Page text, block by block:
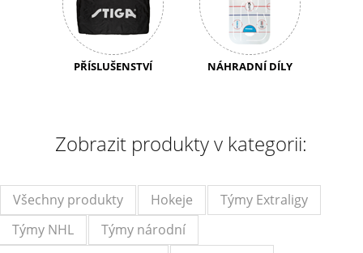
PŘÍSLUŠENSTVÍ NÁHRADNÍ DÍLY
Zobrazit produkty v kategorii:
Všechny produkty Hokeje
Týmy Extraligy
Týmy NHL
Týmy národní